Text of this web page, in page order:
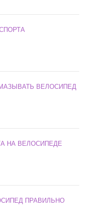
ВЕЛОСИПЕД
НА ВЕЛОСИПЕДЕ
ПРАВИЛЬНО